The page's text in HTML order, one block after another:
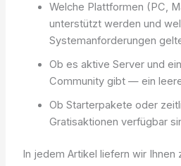
Welche Plattformen (PC,
unterstützt werden und
Systemanforderungen
Ob es aktive Server und
Community gibt — ein
Ob Starterpakete oder
Gratisaktionen verfügbar
In jedem Artikel liefern wir Ihnen